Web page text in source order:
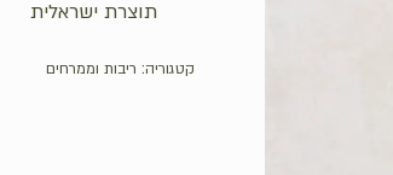
תוצרת ישראלית
קטגוריה: ריבות וממרחים